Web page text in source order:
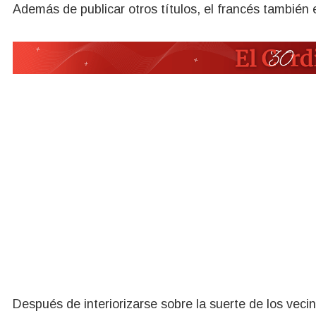
Además de publicar otros títulos, el francés
Después de interiorizarse sobre la suerte de los